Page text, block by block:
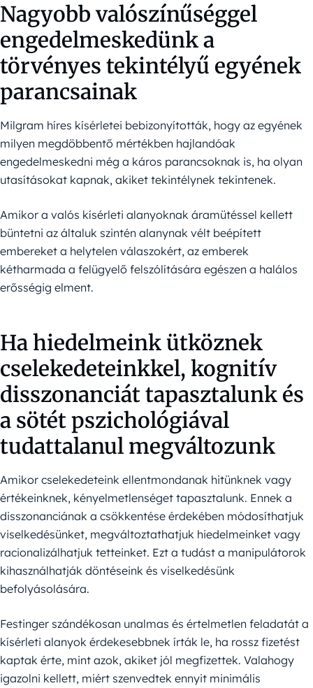
Nagyobb valószínűséggel
engedelmeskedünk a
törvényes tekintélyű egyének
parancsainak
Milgram híres kísérletei bebizonyították, hogy az egyének
milyen megdöbbentő mértékben hajlandóak
engedelmeskedni még a káros parancsoknak is, ha olyan
utasításokat kapnak, akiket tekintélynek tekintenek.
Amikor a valós kísérleti alanyoknak áramütéssel kellett
büntetni az általuk szintén alanynak vélt beépített
embereket a helytelen válaszokért, az emberek
kétharmada a felügyelő felszólítására egészen a halálos
erősségig elment.
Ha hiedelmeink ütköznek
cselekedeteinkkel, kognitív
disszonanciát tapasztalunk és
a sötét pszichológiával
tudattalanul megváltozunk
Amikor cselekedeteink ellentmondanak hitünknek vagy
értékeinknek, kényelmetlenséget tapasztalunk. Ennek a
disszonanciának a csökkentése érdekében módosíthatjuk
viselkedésünket, megváltoztathatjuk hiedelmeinket vagy
racionalizálhatjuk tetteinket. Ezt a tudást a manipulátorok
kihasználhatják döntéseink és viselkedésünk
befolyásolására.
Festinger szándékosan unalmas és értelmetlen feladatát a
kísérleti alanyok érdekesebbnek írták le, ha rossz fizetést
kaptak érte, mint azok, akiket jól megfizettek. Valahogy
igazolni kellett, miért szenvedtek ennyit minimális